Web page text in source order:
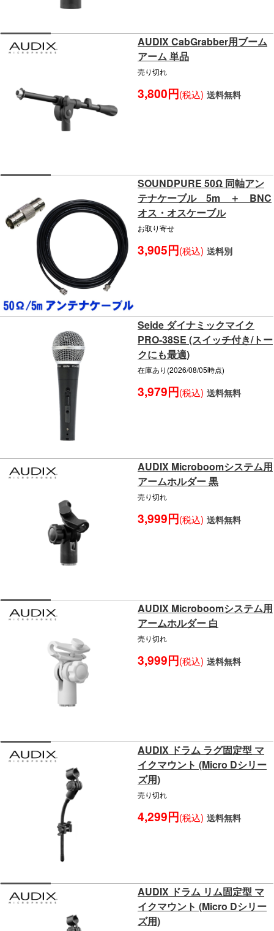
AUDIX CabGrabber用ブーム
アーム 単品
売り切れ
3,800円(税込) 送料無料
SOUNDPURE 50Ω 同軸アン
テナケーブル 5m ＋ BNC
オス・オスケーブル
お取り寄せ
3,905円(税込) 送料別
Seide ダイナミックマイク
PRO-38SE (スイッチ付き/トー
クにも最適)
在庫あり(2026/08/05時点)
3,979円(税込) 送料無料
AUDIX Microboomシステム用
アームホルダー 黒
売り切れ
3,999円(税込) 送料無料
AUDIX Microboomシステム用
アームホルダー 白
売り切れ
3,999円(税込) 送料無料
AUDIX ドラム ラグ固定型 マ
イクマウント (Micro Dシリー
ズ用)
売り切れ
4,299円(税込) 送料無料
AUDIX ドラム リム固定型 マ
イクマウント (Micro Dシリー
ズ用)